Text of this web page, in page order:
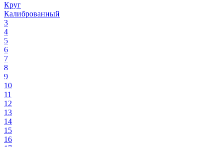
Круг
Калиброванный
3
4
5
6
7
8
9
10
11
12
13
14
15
16